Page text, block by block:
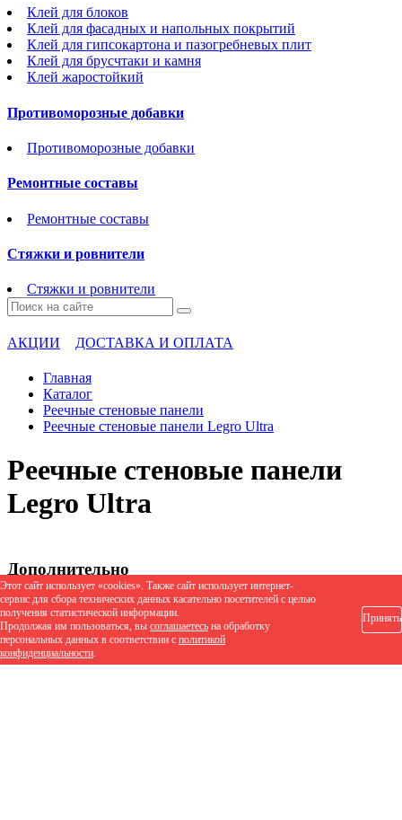
Клей для блоков
Клей для фасадных и напольных покрытий
Клей для гипсокартона и пазогребневых плит
Клей для брусчтаки и камня
Клей жаростойкий
Противоморозные добавки
Противоморозные добавки
Ремонтные составы
Ремонтные составы
Стяжки и ровнители
Стяжки и ровнители
АКЦИИ ДОСТАВКА И ОПЛАТА
Главная
Каталог
Реечные стеновые панели
Реечные стеновые панели Legro Ultra
Реечные стеновые панели
Legro Ultra
Дополнительно
В наличии
Этот сайт использует «cookies». Также сайт использует интернет-
сервис для сбора технических данных касательно посетителей с целью
получения статистической информации.
Продолжая им пользоваться, вы соглашаетесь на обработку
персональных данных в соответствии с политикой
конфиденциальности.
Принять